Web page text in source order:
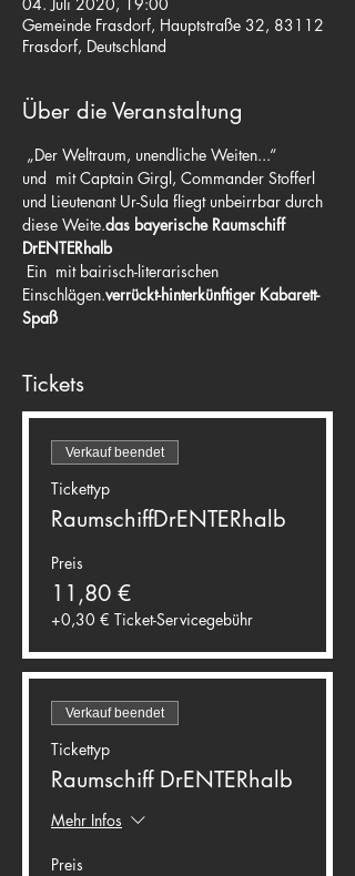
Gemeinde Frasdorf, Hauptstraße 32, 83112
Frasdorf, Deutschland
Über die Veranstaltung
„Der Weltraum, unendliche Weiten...“
und mit Captain Girgl, Commander Stofferl
und Lieutenant Ur-Sula fliegt unbeirrbar durch
diese Weite.das bayerische Raumschiff
DrENTERhalb
Ein mit bairisch-literarischen
Einschlägen.verrückt-hinterkünftiger Kabarett-
Spaß
Tickets
Verkauf beendet
Tickettyp
RaumschiffDrENTERhalb
Preis
11,80 €
+0,30 € Ticket-Servicegebühr
Verkauf beendet
Tickettyp
Raumschiff DrENTERhalb
Mehr Infos
Preis